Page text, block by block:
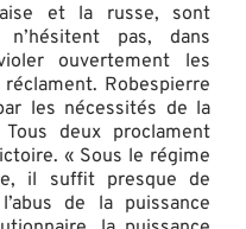
et la russe, sont
pas, dans
ouvertement les
Robespierre
les nécessités de la
deux proclament
« Sous le régime
il suffit presque de
de la puissance